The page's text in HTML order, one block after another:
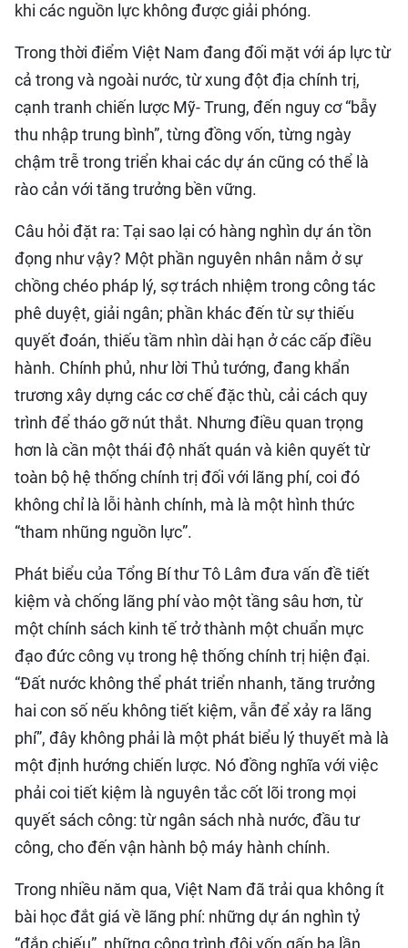
khi các nguồn lực không được giải phóng.
Trong thời điểm Việt Nam đang đối mặt với áp lực từ
cả trong và ngoài nước, từ xung đột địa chính trị,
cạnh tranh chiến lược Mỹ- Trung, đến nguy cơ “bẫy
thu nhập trung bình”, từng đồng vốn, từng ngày
chậm trễ trong triển khai các dự án cũng có thể là
rào cản với tăng trưởng bền vững.
Câu hỏi đặt ra: Tại sao lại có hàng nghìn dự án tồn
đọng như vậy? Một phần nguyên nhân nằm ở sự
chồng chéo pháp lý, sợ trách nhiệm trong công tác
phê duyệt, giải ngân; phần khác đến từ sự thiếu
quyết đoán, thiếu tầm nhìn dài hạn ở các cấp điều
hành. Chính phủ, như lời Thủ tướng, đang khẩn
trương xây dựng các cơ chế đặc thù, cải cách quy
trình để tháo gỡ nút thắt. Nhưng điều quan trọng
hơn là cần một thái độ nhất quán và kiên quyết từ
toàn bộ hệ thống chính trị đối với lãng phí, coi đó
không chỉ là lỗi hành chính, mà là một hình thức
“tham nhũng nguồn lực”.
Phát biểu của Tổng Bí thư Tô Lâm đưa vấn đề tiết
kiệm và chống lãng phí vào một tầng sâu hơn, từ
một chính sách kinh tế trở thành một chuẩn mực
đạo đức công vụ trong hệ thống chính trị hiện đại.
“Đất nước không thể phát triển nhanh, tăng trưởng
hai con số nếu không tiết kiệm, vẫn để xảy ra lãng
phí”, đây không phải là một phát biểu lý thuyết mà là
một định hướng chiến lược. Nó đồng nghĩa với việc
phải coi tiết kiệm là nguyên tắc cốt lõi trong mọi
quyết sách công: từ ngân sách nhà nước, đầu tư
công, cho đến vận hành bộ máy hành chính.
Trong nhiều năm qua, Việt Nam đã trải qua không ít
bài học đắt giá về lãng phí: những dự án nghìn tỷ
“đắp chiếu”, những công trình đội vốn gấp ba lần,